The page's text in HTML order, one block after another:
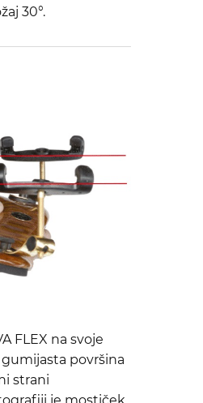
30°.
FLEX na svoje
površina
strani
je mostiček